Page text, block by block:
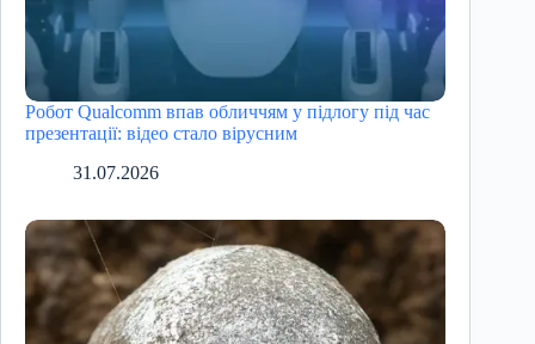
Робот Qualcomm впав обличчям у підлогу під час
презентації: відео стало вірусним
31.07.2026